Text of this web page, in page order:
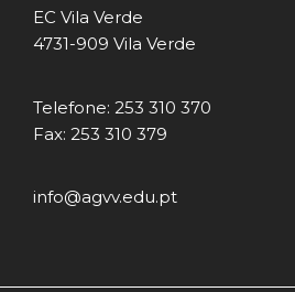
EC Vila Verde
4731-909 Vila Verde
Telefone: 253 310 370
Fax: 253 310 379
info@agvv.edu.pt